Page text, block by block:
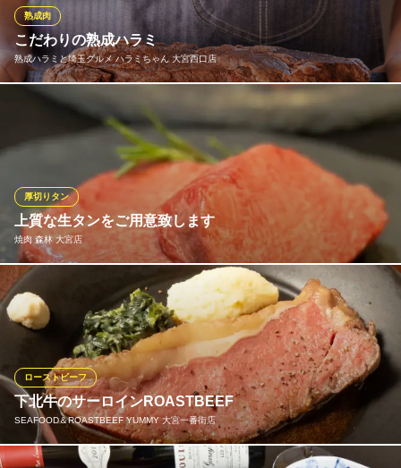
ります！食材の旨味が凝縮されたジューシーな美味しさをご堪能
下さい♪
シュラスコレストラン カレンドゥラ
シュラスコ専門食べ放題
ＪＲ大宮駅 徒歩5分
埼玉県さいたま市大宮区宮町2-8-2 第9松ビル2F
こだわりの熟成ハラミ
熟成ハラミと埼玉グルメ ハラミちゃん 大宮西口店
熟成肉
【お店で熟成】"熟成＝肉×発酵菌×時間"試行錯誤を繰り返して、
ハラミを一番美味しい状態にする研究をし、現在お店で提供する
熟成ハラミが生まれました。柔らかく旨味が凝縮されたハラミち
ゃん自慢の熟成ハラミをご堪能ください。
熟成ハラミと埼玉グルメ ハラミちゃん 大宮西口店
居酒屋・肉バル
埼玉新都市交通伊奈線大宮駅 徒歩4分
埼玉県さいたま市大宮区桜木町2-161-2 大宮YKビルB1
上質な生タンをご用意致します
焼肉 森林 大宮店
厚切りタン
製造過程で冷凍しない【生タン】を使用し、 産地・等級にこだわ
りすぎない「クォリティの高い」牛タンを仕入れ お客様にご提供
焼肉 森林 大宮店
人気絶大「極厚牛タン」
ＪＲ大宮駅西口 徒歩4分
埼玉県さいたま市大宮区桜木町1-8-3 三友ビルB1
下北牛のサーロインROASTBEEF
SEAFOOD＆ROASTBEEF YUMMY 大宮一番街店
ローストビーフ